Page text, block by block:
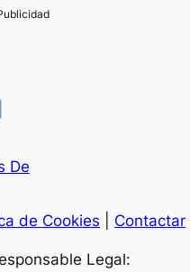
De
de Cookies Contactar
Legal: